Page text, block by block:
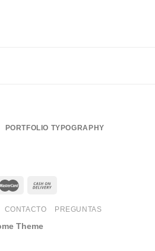
PORTFOLIO TYPOGRAPHY
CONTACTO PREGUNTAS
Theme